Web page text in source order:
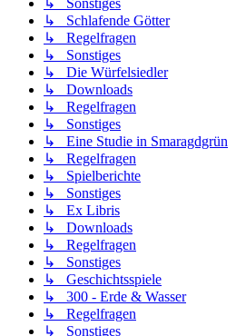
↳ Sonstiges
↳ Schlafende Götter
↳ Regelfragen
↳ Sonstiges
↳ Die Würfelsiedler
↳ Downloads
↳ Regelfragen
↳ Sonstiges
↳ Eine Studie in Smaragdgrün
↳ Regelfragen
↳ Spielberichte
↳ Sonstiges
↳ Ex Libris
↳ Downloads
↳ Regelfragen
↳ Sonstiges
↳ Geschichtsspiele
↳ 300 - Erde & Wasser
↳ Regelfragen
↳ Sonstiges